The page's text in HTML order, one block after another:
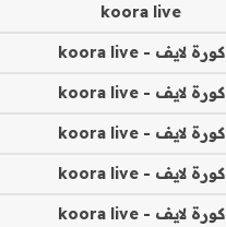
koora live
كورة لايف - koora live
كورة لايف - koora live
كورة لايف - koora live
كورة لايف - koora live
كورة لايف - koora live